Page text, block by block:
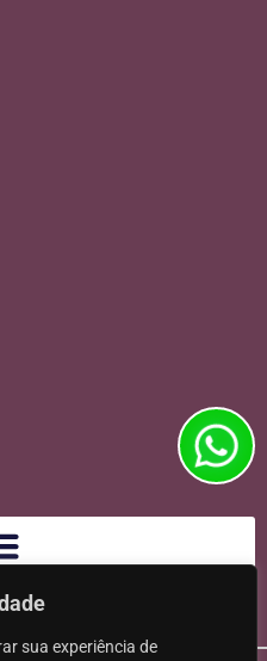
sua experiência de